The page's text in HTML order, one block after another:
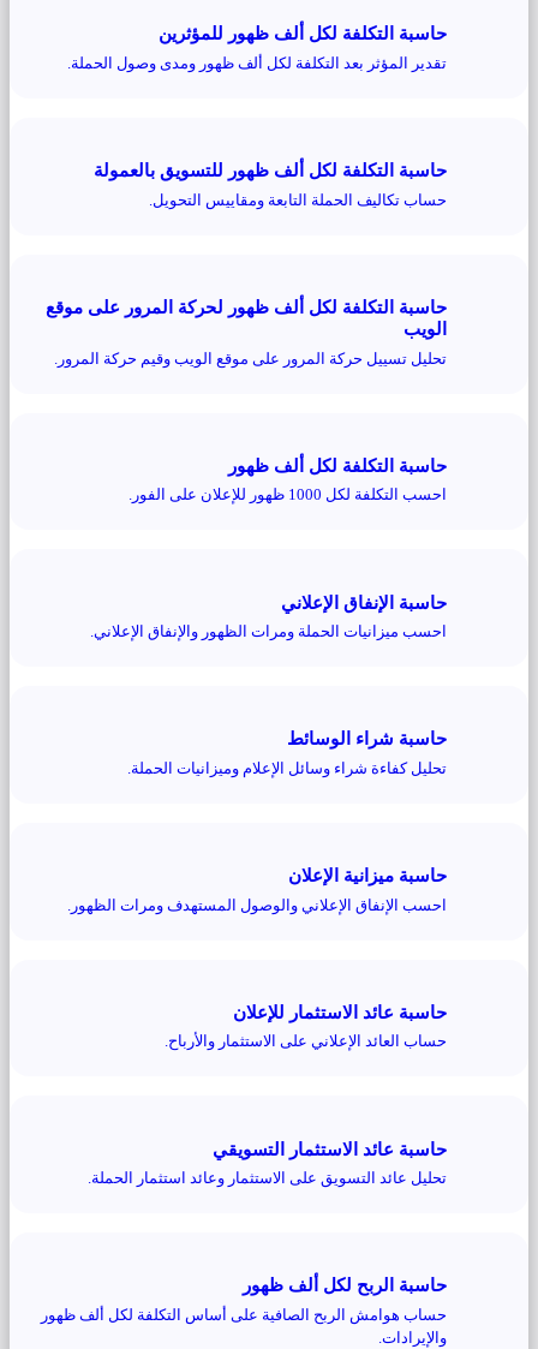
حاسبة التكلفة لكل ألف ظهور للمؤثرين
تقدير المؤثر بعد التكلفة لكل ألف ظهور ومدى وصول الحملة.
حاسبة التكلفة لكل ألف ظهور للتسويق بالعمولة
حساب تكاليف الحملة التابعة ومقاييس التحويل.
حاسبة التكلفة لكل ألف ظهور لحركة المرور على موقع
الويب
تحليل تسييل حركة المرور على موقع الويب وقيم حركة المرور.
حاسبة التكلفة لكل ألف ظهور
احسب التكلفة لكل 1000 ظهور للإعلان على الفور.
حاسبة الإنفاق الإعلاني
احسب ميزانيات الحملة ومرات الظهور والإنفاق الإعلاني.
حاسبة شراء الوسائط
تحليل كفاءة شراء وسائل الإعلام وميزانيات الحملة.
حاسبة ميزانية الإعلان
احسب الإنفاق الإعلاني والوصول المستهدف ومرات الظهور.
حاسبة عائد الاستثمار للإعلان
حساب العائد الإعلاني على الاستثمار والأرباح.
حاسبة عائد الاستثمار التسويقي
تحليل عائد التسويق على الاستثمار وعائد استثمار الحملة.
حاسبة الربح لكل ألف ظهور
حساب هوامش الربح الصافية على أساس التكلفة لكل ألف ظهور
والإيرادات.